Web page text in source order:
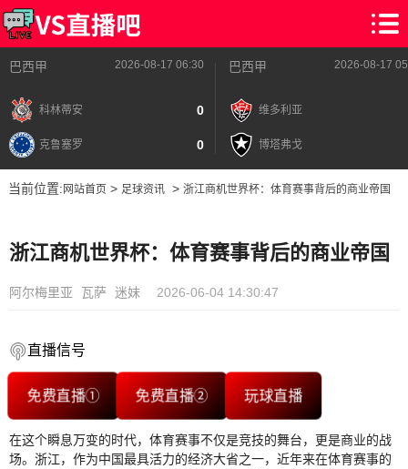
巴西甲 2026-08-17 06:30
科林蒂安 0
克鲁塞罗 0
巴西甲 2026-08-17
维多利亚
博塔弗戈
当前位置: 网站首页> 足球资讯> 浙江商机世界杯：体育赛事背后的商业帝国
浙江商机世界杯：体育赛事背后的商业帝国
阿尔梅里亚 瓦萨 迷妹 2026-06-04 14:30:47
直播信号
免费直播① 免费直播② 玩球直播
在这个瞬息万变的时代，体育赛事不仅是竞技的舞台，更是商业的战
场。浙江，作为中国最具活力的经济大省之一，近年来在体育赛事的